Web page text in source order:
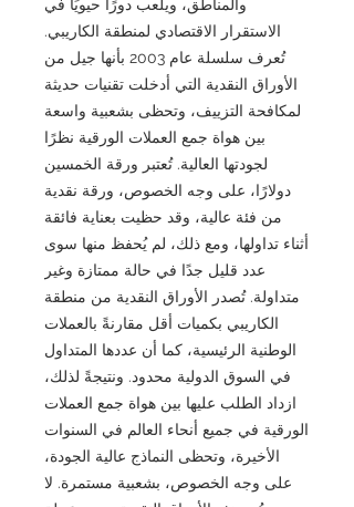
والمناطق، ويلعب دورًا حيويًا في
الاستقرار الاقتصادي لمنطقة الكاريبي.
تُعرف سلسلة عام 2003 بأنها جيل من
الأوراق النقدية التي أدخلت تقنيات حديثة
لمكافحة التزييف، وتحظى بشعبية واسعة
بين هواة جمع العملات الورقية نظرًا
لجودتها العالية. تُعتبر ورقة الخمسين
دولارًا، على وجه الخصوص، ورقة نقدية
من فئة عالية، وقد حظيت بعناية فائقة
أثناء تداولها، ومع ذلك، لم يُحفظ منها سوى
عدد قليل جدًا في حالة ممتازة وغير
متداولة. تُصدر الأوراق النقدية من منطقة
الكاريبي بكميات أقل مقارنةً بالعملات
الوطنية الرئيسية، كما أن عددها المتداول
في السوق الدولية محدود. ونتيجةً لذلك،
ازداد الطلب عليها بين هواة جمع العملات
الورقية في جميع أنحاء العالم في السنوات
الأخيرة، وتحظى النماذج عالية الجودة،
على وجه الخصوص، بشعبية مستمرة. لا